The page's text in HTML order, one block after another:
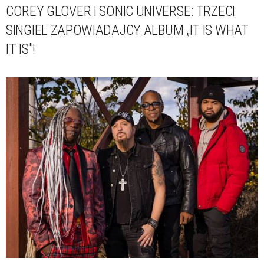
COREY GLOVER I SONIC UNIVERSE: TRZECI
SINGIEL ZAPOWIADAJCY ALBUM „IT IS WHAT
IT IS"!